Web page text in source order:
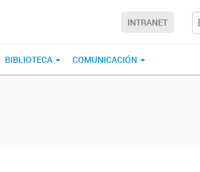
INTRANET
BIBLIOTECA COMUNICACIÓN